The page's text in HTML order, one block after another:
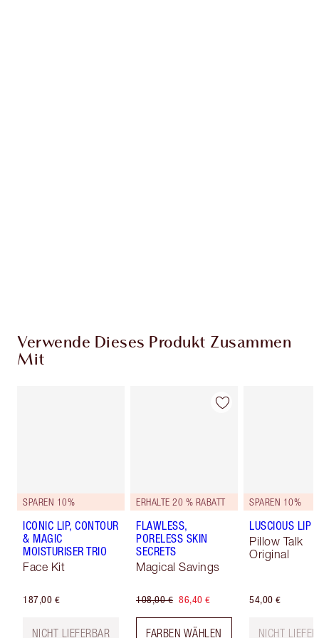
Verwende Dieses Produkt Zusammen
Mit
SPAREN 10%
ICONIC LIP, CONTOUR
& MAGIC
MOISTURISER TRIO
Face Kit
187,00 €
NICHT LIEFERBAR
ERHALTE 20 % RABATT
FLAWLESS,
PORELESS SKIN
SECRETS
Magical Savings
108,00 € 86,40 €
FARBEN WÄHLEN
SPAREN 10%
LUSCIOUS LIP
Pillow Talk
Original
54,00 €
NICHT